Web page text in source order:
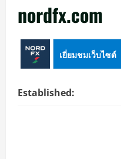
nordfx.com
เยี่ยมชมเว็บไซต์
Established: